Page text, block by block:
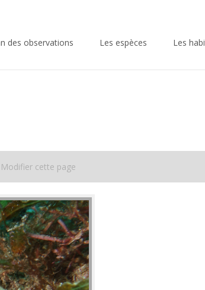
des observations Les espèces Les
Modifier cette page